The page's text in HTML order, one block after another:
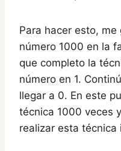
Para hacer esto,
número 1000 en la
que completo la
número en 1.
llegar a 0. En este
técnica 1000 veces
realizar esta técnica